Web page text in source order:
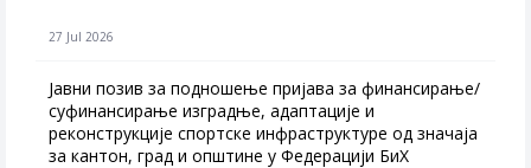
27 Jul 2026
Jавни позив за подношење пријава за финансирање/
суфинансирање изградње, адаптације и
реконструкције спортске инфраструктуре од значаја
за кантон, град и општине у Федерацији БиХ